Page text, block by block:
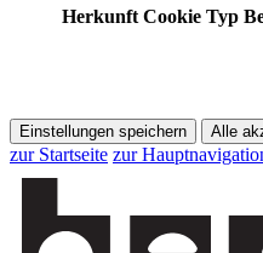
Herkunft Cookie Typ
Einstellungen speichern Alle
zur Startseite zur